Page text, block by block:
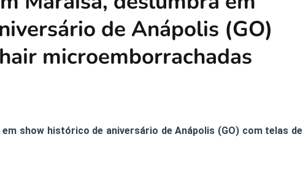
de Anápolis (GO)
microemborrachadas
show histórico de aniversário de Anápolis (GO) com telas de